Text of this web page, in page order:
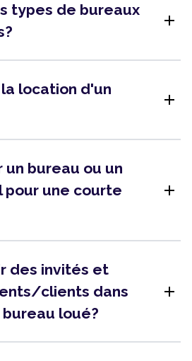
types de bureaux
add
location d'un
add
bureau ou un
une courte
add
des invités et
clients dans
loué?
add